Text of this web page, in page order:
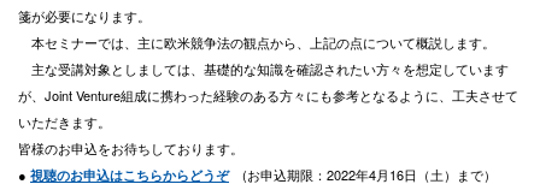
箋が必要になります。
本セミナーでは、主に欧米競争法の観点から、上記の点について概説します。
主な受講対象としましては、基礎的な知識を確認されたい方々を想定しています
が、Joint Venture組成に携わった経験のある方々にも参考となるように、工夫させて
いただきます。
皆様のお申込をお待ちしております。
● 視聴のお申込はこちらからどうぞ(お申込期限：2022年4月16日（土）まで）